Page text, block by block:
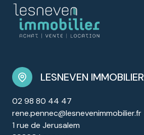
LESNEVEN IMMOBILIER
02 98 80 44 47
rene.pennec@lesnevenimmobilier.fr
1 rue de Jerusalem